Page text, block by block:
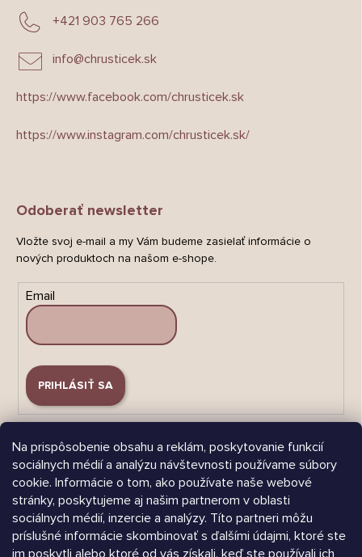
Na prispôsobenie obsahu a reklám, poskytovanie funkcií
sociálnych médií a analýzu návštevnosti používame súbory
cookie. Informácie o tom, ako používate naše webové
stránky, poskytujeme aj našim partnerom v oblasti
sociálnych médií, inzercie a analýzy. Títo partneri môžu
príslušné informácie skombinovať s ďalšími údajmi, ktoré ste
im poskytli alebo ktoré od vás získali, keď ste používali ich
info@chrusticek.sk
+421 903 765 266
https://www.facebook.com/chrusticek.sk
https://www.instagram.com/chrusticek.sk/
Odoberať newsletter
Vložte svoj e-mail a my Vám budeme zasielať informácie o
nových produktoch na našom e-shope.
Email
PRIHLÁSIŤ SA
Árukereső.hu